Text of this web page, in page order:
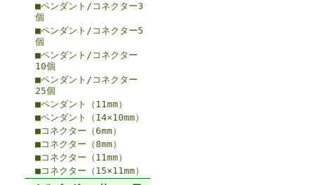
■ペンダント/コネクター3
個
■ペンダント/コネクター5
個
■ペンダント/コネクター
10個
■ペンダント/コネクター
25個
■ペンダント（11mm）
■ペンダント（14×10mm）
■コネクター（6mm）
■コネクター（8mm）
■コネクター（11mm）
■コネクター（15×11mm）